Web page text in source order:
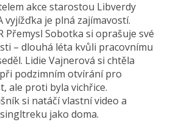
akce starostou Libverdy
vyjížďka je plná zajímavostí.
Přemysl Sobotka si oprašuje své
– dlouhá léta kvůli pracovnímu
Lidie Vajnerová si chtěla
podzimním otvírání pro
ale proti byla vichřice.
si natáčí vlastní video a
jako doma.